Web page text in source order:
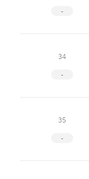
-
34
-
35
-